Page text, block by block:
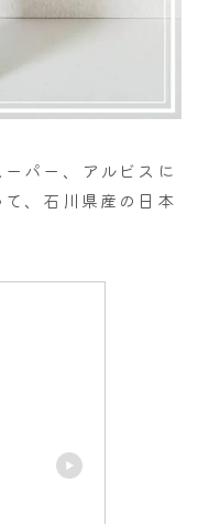
パー、アルビスに
、石川県産の日本